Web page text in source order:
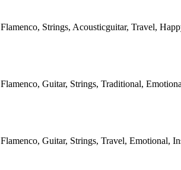
Flamenco, Strings, Acousticguitar, Travel,
Flamenco, Guitar, Strings, Traditional,
Flamenco, Guitar, Strings, Travel, Emotional,